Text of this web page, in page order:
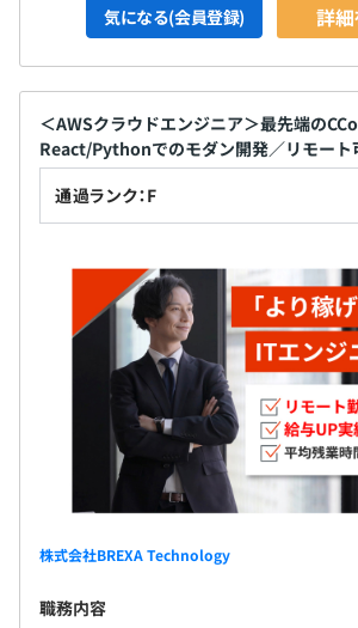
気になる(会員登録) 詳細
＜AWSクラウドエンジニア＞最先端の
React/Pythonでのモダン開発／リモート
通過ランク：F
株式会社BREXA Technology
職務内容